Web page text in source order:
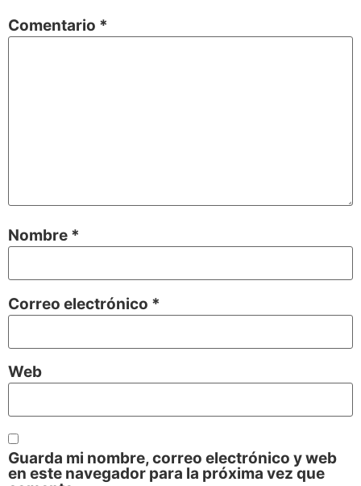
Comentario *
Nombre *
Correo electrónico *
Web
Guarda mi nombre, correo electrónico y web
en este navegador para la próxima vez que